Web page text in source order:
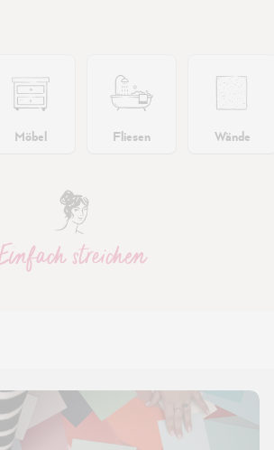
streichen
Möbel Fliesen Wände